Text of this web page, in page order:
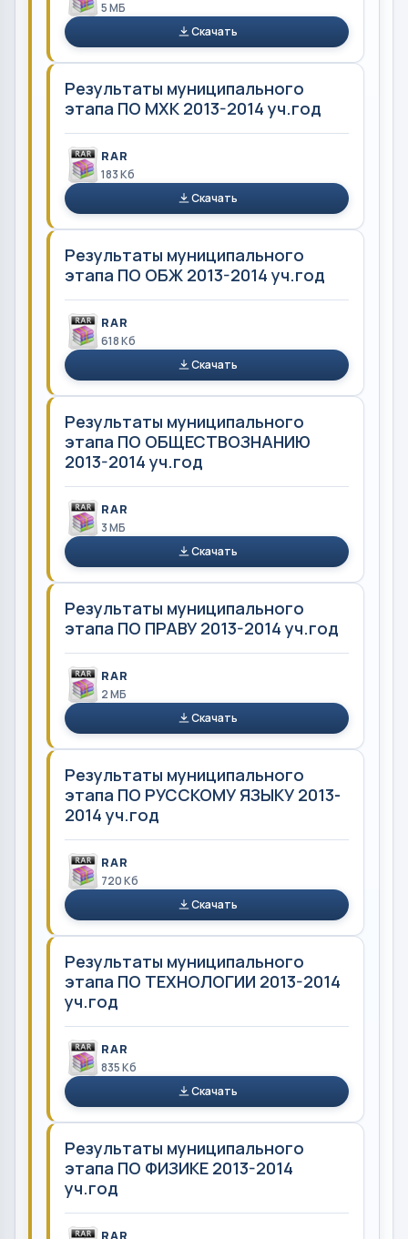
5 MБ
Скачать
Результаты муниципального
этапа ПО МХК 2013-2014 уч.год
RAR
183 Кб
Скачать
Результаты муниципального
этапа ПО ОБЖ 2013-2014 уч.год
RAR
618 Кб
Скачать
Результаты муниципального
этапа ПО ОБЩЕСТВОЗНАНИЮ
2013-2014 уч.год
RAR
3 MБ
Скачать
Результаты муниципального
этапа ПО ПРАВУ 2013-2014 уч.год
RAR
2 MБ
Скачать
Результаты муниципального
этапа ПО РУССКОМУ ЯЗЫКУ 2013-
2014 уч.год
RAR
720 Кб
Скачать
Результаты муниципального
этапа ПО ТЕХНОЛОГИИ 2013-2014
уч.год
RAR
835 Кб
Скачать
Результаты муниципального
этапа ПО ФИЗИКЕ 2013-2014
уч.год
RAR